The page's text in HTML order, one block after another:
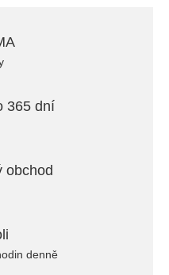
365 dní
obchod
denně